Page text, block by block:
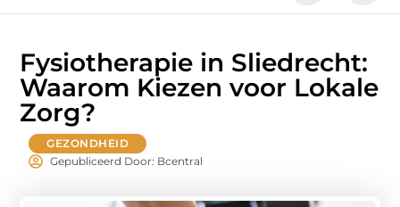
Fysiotherapie in Sliedrecht:
Waarom Kiezen voor Lokale
Zorg?
GEZONDHEID
Gepubliceerd Door: Bcentral